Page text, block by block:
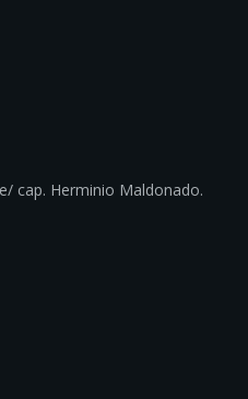
cap. Herminio Maldonado.